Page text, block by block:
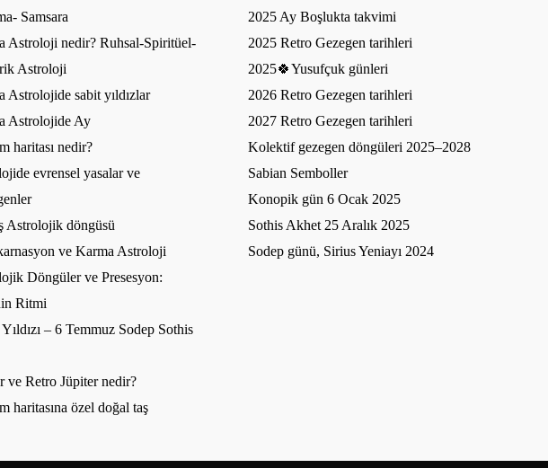
Samsara
Astroloji nedir? Ruhsal-Spiritüel-
Astroloji
Astrolojide sabit yıldızlar
Astrolojide Ay
haritası nedir?
evrensel yasalar ve
Astrolojik döngüsü
ve Karma Astroloji
Döngüler ve Presesyon:
Ritmi
– 6 Temmuz Sodep Sothis
ve Retro Jüpiter nedir?
haritasına özel doğal taş
2025 Ay Boşlukta takvimi
2025 Retro Gezegen tarihleri
2025🍀Yusufçuk günleri
2026 Retro Gezegen tarihleri
2027 Retro Gezegen tarihleri
Kolektif gezegen döngüleri 2025–2028
Sabian Semboller
Konopik gün 6 Ocak 2025
Sothis Akhet 25 Aralık 2025
Sodep günü, Sirius Yeniayı 2024